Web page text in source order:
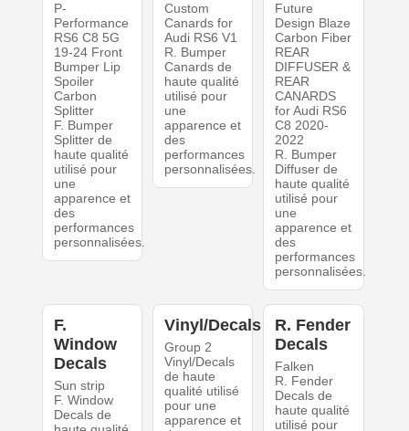
P-
Performance
RS6 C8 5G
19-24 Front
Bumper Lip
Spoiler
Carbon
Splitter
F. Bumper
Splitter de
haute qualité
utilisé pour
une
apparence et
des
performances
personnalisées.
Custom
Canards for
Audi RS6 V1
R. Bumper
Canards de
haute qualité
utilisé pour
une
apparence et
des
performances
personnalisées.
Future
Design Blaze
Carbon Fiber
REAR
DIFFUSER &
REAR
CANARDS
for Audi RS6
C8 2020-
2022
R. Bumper
Diffuser de
haute qualité
utilisé pour
une
apparence et
des
performances
personnalisées.
F.
Window
Decals
Sun strip
F. Window
Decals de
Vinyl/Decals
Group 2
Vinyl/Decals
de haute
qualité utilisé
pour une
apparence et
R. Fender
Decals
Falken
R. Fender
Decals de
haute qualité
utilisé pour